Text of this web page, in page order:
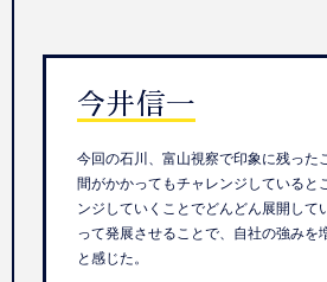
今井信一
今回の石川、富山視察で印象に残った
間がかかってもチャレンジしていると
ンジしていくことでどんどん展開して
って発展させることで、自社の強みを
と感じた。